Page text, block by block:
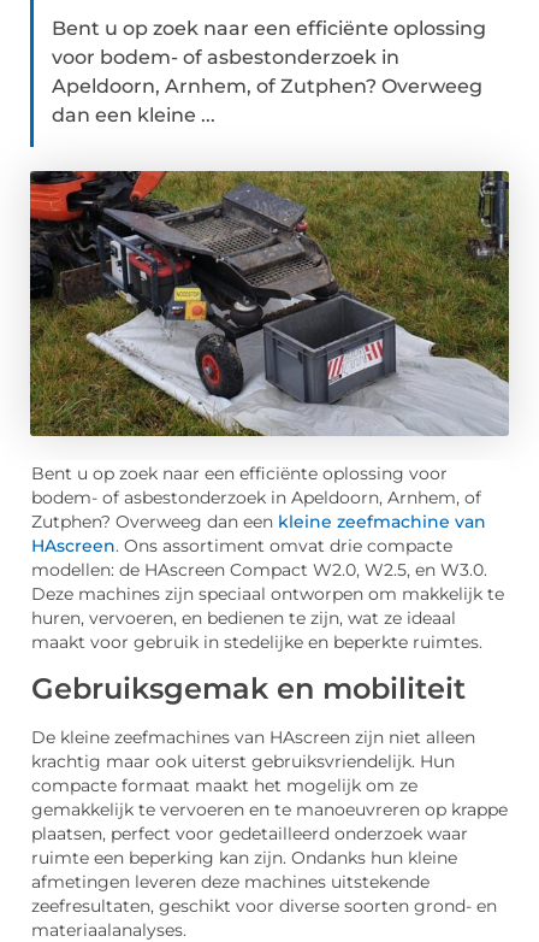
Bent u op zoek naar een efficiënte oplossing
voor bodem- of asbestonderzoek in
Apeldoorn, Arnhem, of Zutphen? Overweeg
dan een kleine ...
Bent u op zoek naar een efficiënte oplossing voor
bodem- of asbestonderzoek in Apeldoorn, Arnhem, of
Zutphen? Overweeg dan een kleine zeefmachine van
HAscreen. Ons assortiment omvat drie compacte
modellen: de HAscreen Compact W2.0, W2.5, en W3.0.
Deze machines zijn speciaal ontworpen om makkelijk te
huren, vervoeren, en bedienen te zijn, wat ze ideaal
maakt voor gebruik in stedelijke en beperkte ruimtes.
Gebruiksgemak en mobiliteit
De kleine zeefmachines van HAscreen zijn niet alleen
krachtig maar ook uiterst gebruiksvriendelijk. Hun
compacte formaat maakt het mogelijk om ze
gemakkelijk te vervoeren en te manoeuvreren op krappe
plaatsen, perfect voor gedetailleerd onderzoek waar
ruimte een beperking kan zijn. Ondanks hun kleine
afmetingen leveren deze machines uitstekende
zeefresultaten, geschikt voor diverse soorten grond- en
materiaalanalyses.